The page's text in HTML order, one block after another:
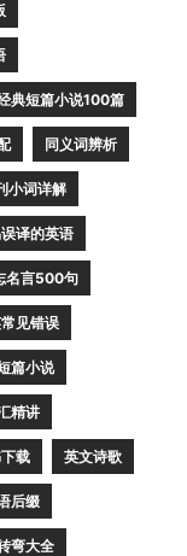
典短篇小说100篇
同义词辨析
小词详解
译的英语
名言500句
见错误
篇小说
精讲
载 英文诗歌
后缀
弯大全